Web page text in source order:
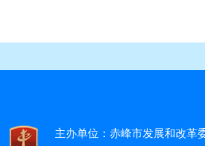
主办单位：赤峰市发展和改革